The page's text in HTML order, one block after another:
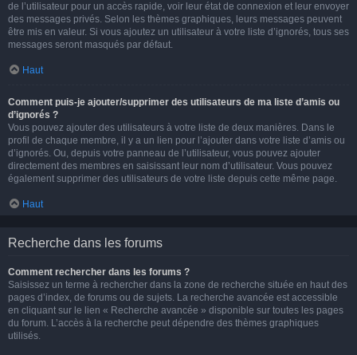
de l’utilisateur pour un accès rapide, voir leur état de connexion et leur envoyer
des messages privés. Selon les thèmes graphiques, leurs messages peuvent
être mis en valeur. Si vous ajoutez un utilisateur à votre liste d’ignorés, tous ses
messages seront masqués par défaut.
Haut
Comment puis-je ajouter/supprimer des utilisateurs de ma liste d’amis ou
d’ignorés ?
Vous pouvez ajouter des utilisateurs à votre liste de deux manières. Dans le
profil de chaque membre, il y a un lien pour l’ajouter dans votre liste d’amis ou
d’ignorés. Ou, depuis votre panneau de l’utilisateur, vous pouvez ajouter
directement des membres en saisissant leur nom d’utilisateur. Vous pouvez
également supprimer des utilisateurs de votre liste depuis cette même page.
Haut
Recherche dans les forums
Comment rechercher dans les forums ?
Saisissez un terme à rechercher dans la zone de recherche située en haut des
pages d’index, de forums ou de sujets. La recherche avancée est accessible
en cliquant sur le lien « Recherche avancée » disponible sur toutes les pages
du forum. L’accès à la recherche peut dépendre des thèmes graphiques
utilisés.